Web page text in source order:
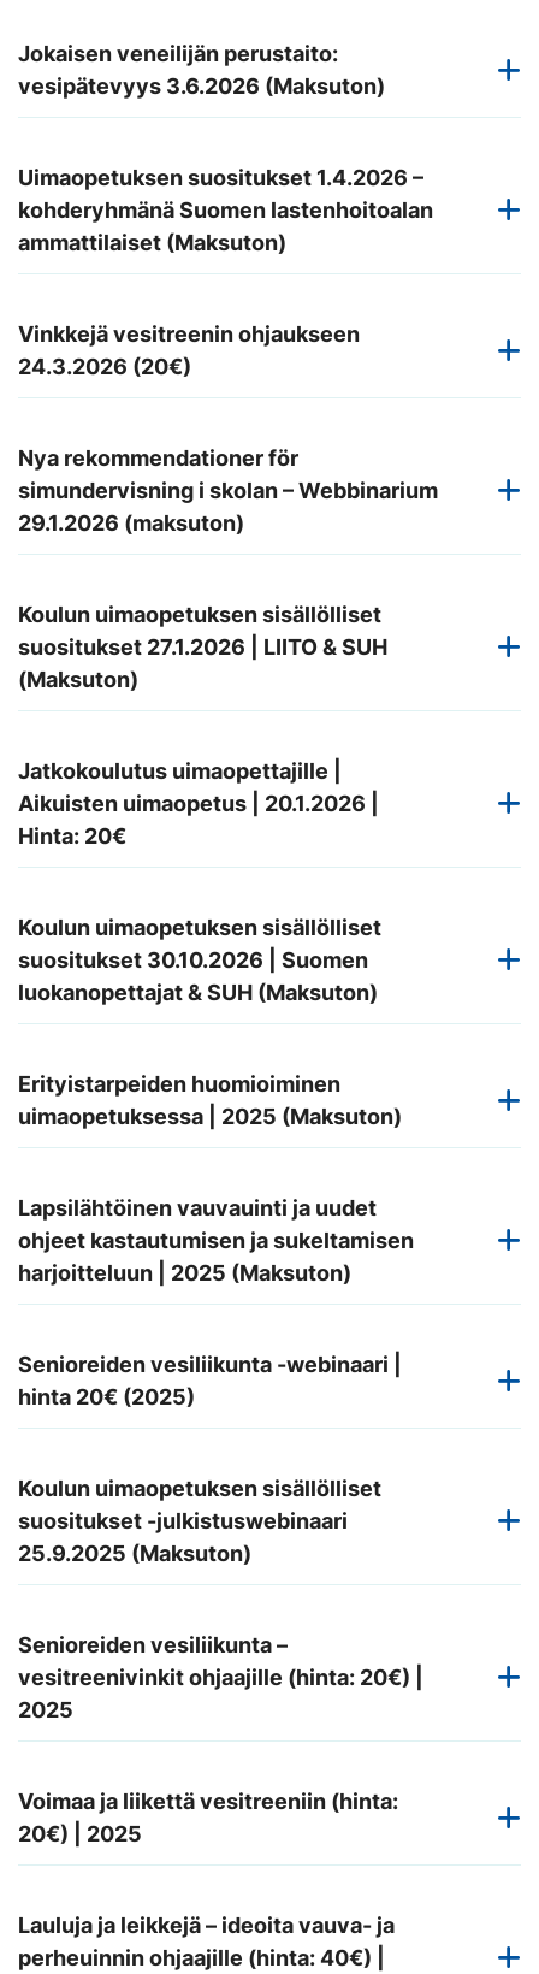
Jokaisen veneilijän perustaito:
vesipätevyys 3.6.2026 (Maksuton)
Uimaopetuksen suositukset 1.4.2026 –
kohderyhmänä Suomen lastenhoitoalan
ammattilaiset (Maksuton)
Vinkkejä vesitreenin ohjaukseen
24.3.2026 (20€)
Nya rekommendationer för
simundervisning i skolan – Webbinarium
29.1.2026 (maksuton)
Koulun uimaopetuksen sisällölliset
suositukset 27.1.2026 | LIITO & SUH
(Maksuton)
Jatkokoulutus uimaopettajille |
Aikuisten uimaopetus | 20.1.2026 |
Hinta: 20€
Koulun uimaopetuksen sisällölliset
suositukset 30.10.2026 | Suomen
luokanopettajat & SUH (Maksuton)
Erityistarpeiden huomioiminen
uimaopetuksessa | 2025 (Maksuton)
Lapsilähtöinen vauvauinti ja uudet
ohjeet kastautumisen ja sukeltamisen
harjoitteluun | 2025 (Maksuton)
Senioreiden vesiliikunta -webinaari |
hinta 20€ (2025)
Koulun uimaopetuksen sisällölliset
suositukset -julkistuswebinaari
25.9.2025 (Maksuton)
Senioreiden vesiliikunta –
vesitreenivinkit ohjaajille (hinta: 20€) |
2025
Voimaa ja liikettä vesitreeniin (hinta:
20€) | 2025
Lauluja ja leikkejä – ideoita vauva- ja
perheuinnin ohjaajille (hinta: 40€) |